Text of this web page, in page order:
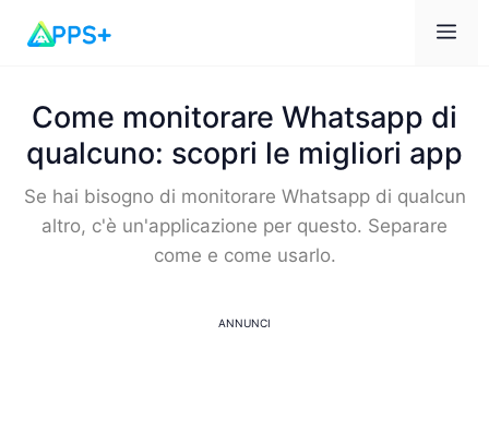
Come monitorare Whatsapp di
qualcuno: scopri le migliori app
Se hai bisogno di monitorare Whatsapp di qualcun
altro, c'è un'applicazione per questo. Separare
come e come usarlo.
ANNUNCI